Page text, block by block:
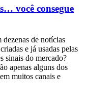
você consegue
dezenas de notícias
e já usadas pelas
sinais do mercado?
apenas alguns dos
muitos canais e